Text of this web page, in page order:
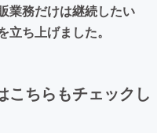
業務だけは継続したい
ち上げました。
こちらもチェックし